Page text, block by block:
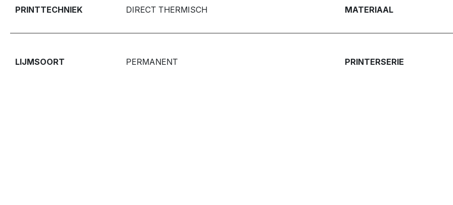
PRINTTECHNIEK DIRECT THERMISCH MATERIAAL
LIJMSOORT PERMANENT PRINTERSERIE